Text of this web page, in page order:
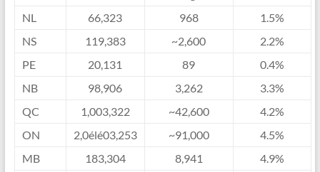
NL 66,323 968
1.5%
NS
119,383 ~2,600
2.2%
PE
20,131 89
0.4%
NB
98,906 3,262
3.3%
QC
1,003,322 ~42,600
4.2%
ON
2,0élé03,253 ~91,000
4.5%
MB
183,304 8,941
4.9%